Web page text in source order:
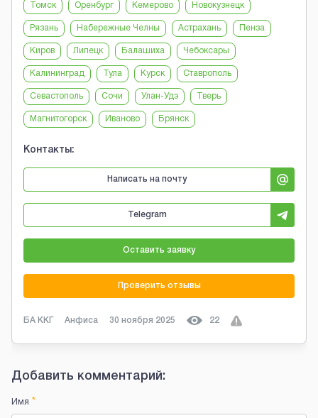
Томск Оренбург Кемерово Новокузнецк
Рязань Набережные Челны Астрахань Пенза
Киров Липецк Балашиха Чебоксары
Калининград Тула Курск Ставрополь
Севастополь Сочи Улан-Удэ Тверь
Магнитогорск Иваново Брянск
Контакты:
Написать на почту
Telegram
Оставить заявку
Проверить отзывы
БА ККГ Анфиса 30 ноября 2025 22
Добавить комментарий:
Имя *